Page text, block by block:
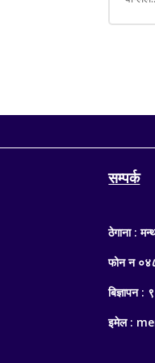
सम्पर्क
ठेगाना :
फोन न
बिज्ञापन
इमेल :